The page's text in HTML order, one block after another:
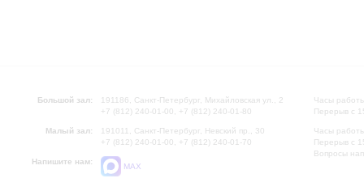
Большой зал:
191186, Санкт-Петербург, Михайловская ул., 2
+7 (812) 240-01-00, +7 (812) 240-01-80
Малый зал:
191011, Санкт-Петербург, Невский пр., 30
+7 (812) 240-01-00, +7 (812) 240-01-70
Напишите нам:
MAX
Часы
Перерыв с
Часы
Перерыв с
Вопросы